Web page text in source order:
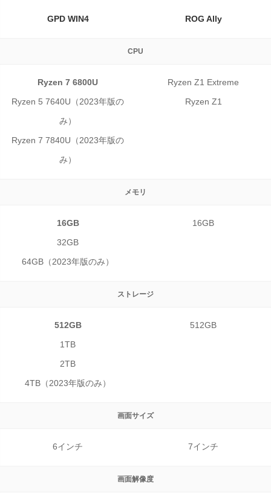
GPD WIN4 ROG Ally
CPU
Ryzen 7 6800U
Ryzen 5 7640U（2023年版の
み）
Ryzen 7 7840U（2023年版の
み）
Ryzen Z1 Extreme
Ryzen Z1
メモリ
16GB
32GB
64GB（2023年版のみ）
16GB
ストレージ
512GB
1TB
2TB
4TB（2023年版のみ）
512GB
画面サイズ
6インチ 7インチ
画面解像度